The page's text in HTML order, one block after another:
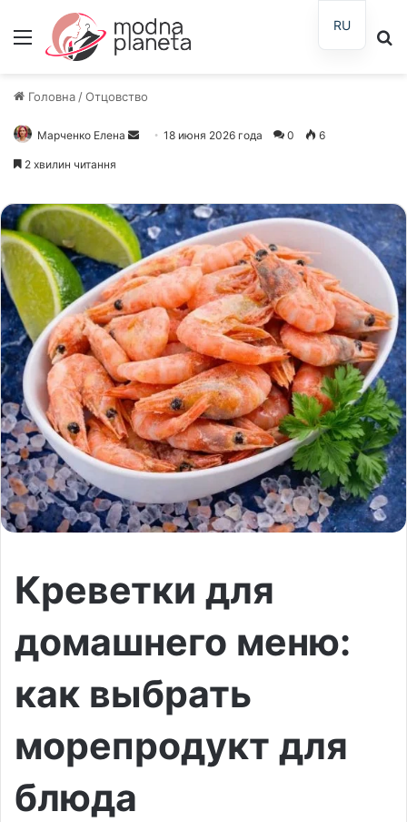
Меню
Головна /Отцовство
Марченко Елена
Отправить
18 июня 2026 года 0 6
2 хвилин читання
Креветки для
домашнего меню:
как выбрать
морепродукт для
блюда
RU